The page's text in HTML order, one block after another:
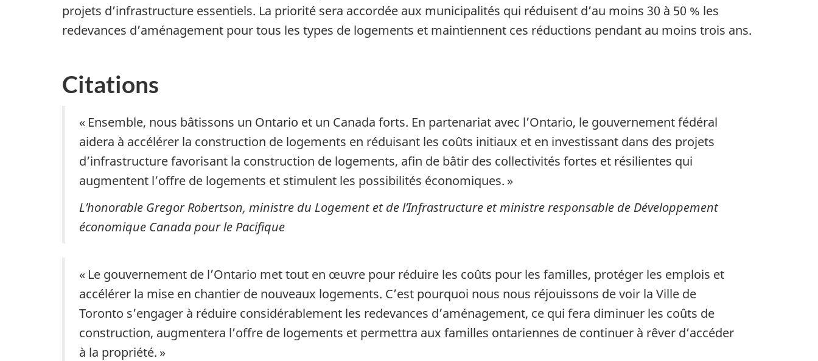
projets d’infrastructure essentiels. La priorité sera accordée aux municipalités qui réduisent d’au moins 30 à 50 % les
redevances d’aménagement pour tous les types de logements et maintiennent ces réductions pendant au moins trois ans.
Citations
« Ensemble, nous bâtissons un Ontario et un Canada forts. En partenariat avec l’Ontario, le gouvernement fédéral
aidera à accélérer la construction de logements en réduisant les coûts initiaux et en investissant dans des projets
d’infrastructure favorisant la construction de logements, afin de bâtir des collectivités fortes et résilientes qui
augmentent l’offre de logements et stimulent les possibilités économiques. »
L’honorable Gregor Robertson, ministre du Logement et de l’Infrastructure et ministre responsable de Développement
économique Canada pourle Pacifique
« Le gouvernement de l’Ontario met tout en œuvre pour réduire les coûts pour les familles, protéger les emplois et
accélérer la mise en chantier de nouveaux logements. C’est pourquoi nous nous réjouissons de voir la Ville de
Toronto s’engager à réduire considérablement les redevances d’aménagement, ce qui fera diminuer les coûts de
construction, augmentera l’offre de logements et permettra aux familles ontariennes de continuer à rêver d’accéder
à la propriété. »